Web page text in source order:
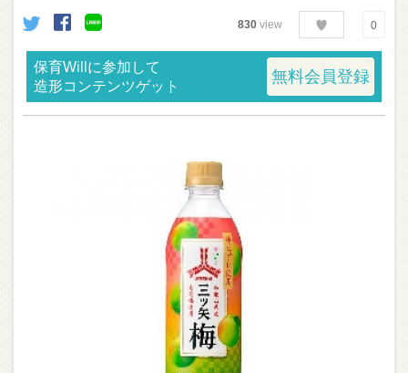
830 view 0
保育Willに参加して
造形コンテンツゲット
無料会員登録